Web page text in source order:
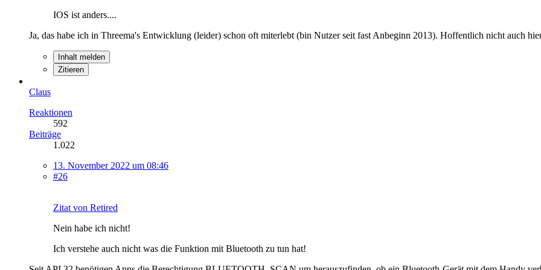
IOS ist anders....
Ja, das habe ich in Threema's Entwicklung (leider) schon oft miterlebt (bin Nutzer seit fast Anbeginn 2013). Hoffentlich nicht auch
Inhalt melden
Zitieren
Claus
Reaktionen
592
Beiträge
1.022
13. November 2022 um 08:46
#26
Zitat von Retired
Nein habe ich nicht!
Ich verstehe auch nicht was die Funktion mit Bluetooth zu tun hat!